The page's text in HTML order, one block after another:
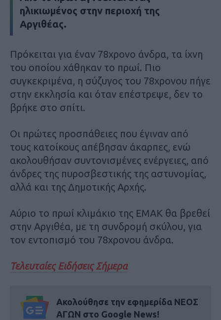
ηλικιωμένος στην περιοχή της
Αργιθέας.
Πρόκειται για έναν 78χρονο άνδρα, τα ίχνη
του οποίου χάθηκαν το πρωί. Πιο
συγκεκριμένα, η σύζυγος του 78χρονου πήγε
στην εκκλησία και όταν επέστρεψε, δεν το
βρήκε στο σπίτι.
Οι πρώτες προσπάθειες που έγιναν από
τους κατοίκους απέβησαν άκαρπες, ενώ
ακολουθήσαν συντονισμένες ενέργειες, από
άνδρες της πυροσβεστικής της αστυνομίας,
αλλά και της Δημοτικής Αρχής.
Αύριο το πρωί κλιμάκιο της ΕΜΑΚ θα βρεθεί
στην Αργιθέα, με τη συνδρομή σκύλου, για
τον εντοπισμό του 78χρονου άνδρα.
Τελευταίες Ειδήσεις Σήμερα
Ακολούθησε την εφημερίδα ΝΕΟΣ
ΑΓΩΝ στο Google News!